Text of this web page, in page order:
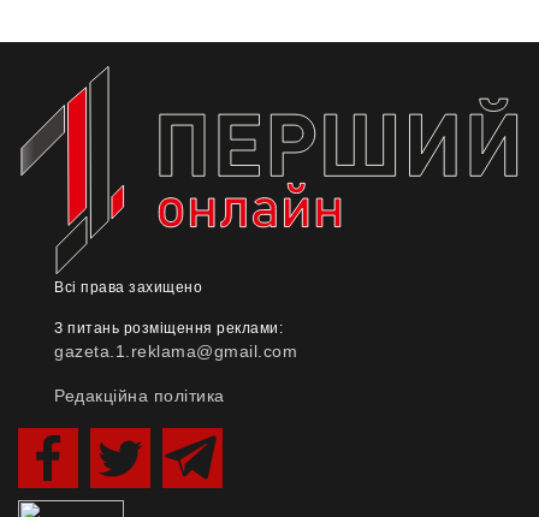
Всі права захищено
З питань розміщення реклами:
gazeta.1.reklama@gmail.com
Редакційна політика